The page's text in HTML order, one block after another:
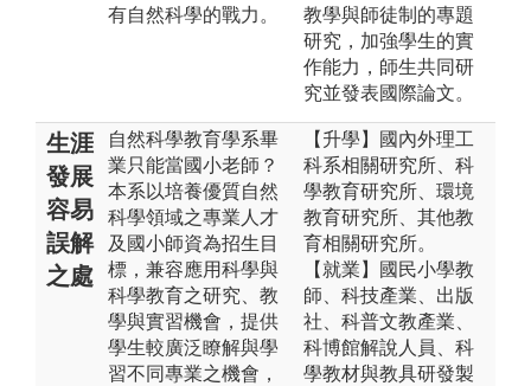
有自然科學的戰力。
教學與師徒制的專題
研究，加強學生的實
作能力，師生共同研
究並發表國際論文。
生涯
發展
容易
誤解
之處
自然科學教育學系畢
業只能當國小老師？
本系以培養優質自然
科學領域之專業人才
及國小師資為招生目
標，兼容應用科學與
科學教育之研究、教
學與實習機會，提供
學生較廣泛瞭解與學
習不同專業之機會，
【升學】國內外理工
科系相關研究所、科
學教育研究所、環境
教育研究所、其他教
育相關研究所。
【就業】國民小學教
師、科技產業、出版
社、科普文教產業、
科博館解說人員、科
學教材與教具研發製